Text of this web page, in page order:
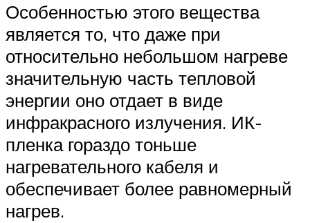
Особенностью этого вещества
является то, что даже при
относительно небольшом нагреве
значительную часть тепловой
энергии оно отдает в виде
инфракрасного излучения. ИК-
пленка гораздо тоньше
нагревательного кабеля и
обеспечивает более равномерный
нагрев.